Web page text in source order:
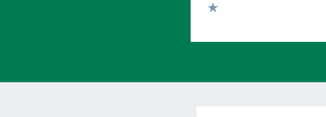
Valuta 2 stelle su 5